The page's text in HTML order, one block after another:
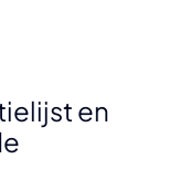
en